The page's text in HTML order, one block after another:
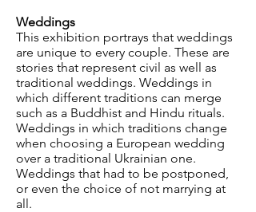
Weddings
This exhibition portrays that weddings
are unique to every couple. These are
stories that represent civil as well as
traditional weddings. Weddings in
which different traditions can merge
such as a Buddhist and Hindu rituals.
Weddings in which traditions change
when choosing a European wedding
over a traditional Ukrainian one.
Weddings that had to be postponed,
or even the choice of not marrying at
all.